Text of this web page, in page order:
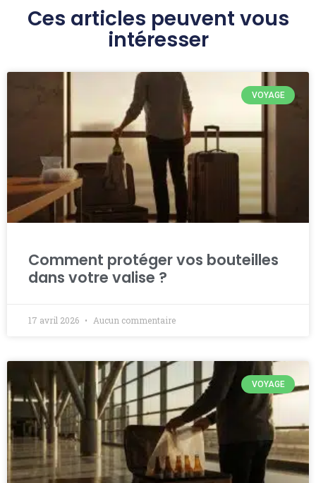
Ces articles peuvent vous
intéresser
VOYAGE
Comment protéger vos bouteilles
dans votre valise ?
17 avril 2026 Aucun commentaire
VOYAGE